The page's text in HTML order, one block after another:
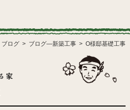
ブログ ブログ―新築工事 O様邸基礎工事